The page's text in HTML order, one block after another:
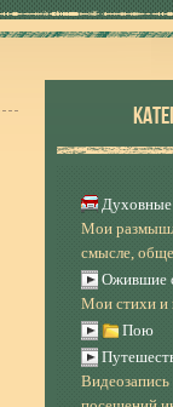
Мои
смысле,
Ожившие
Мои стихи и
Пою
Видеозапись